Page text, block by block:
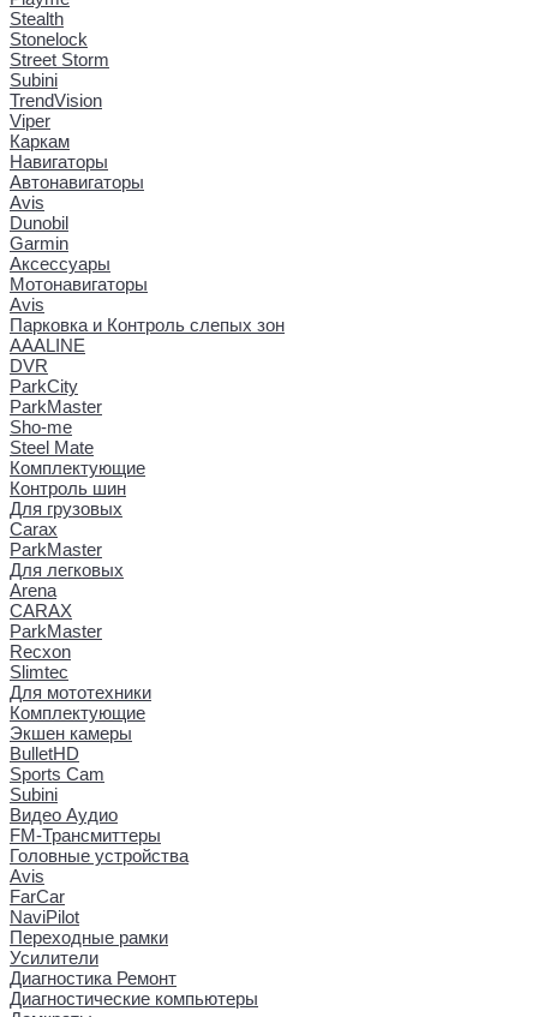
Stealth
Stonelock
Street Storm
Subini
TrendVision
Viper
Каркам
Навигаторы
Автонавигаторы
Avis
Dunobil
Garmin
Аксессуары
Мотонавигаторы
Avis
Парковка и Контроль слепых зон
AAALINE
DVR
ParkCity
ParkMaster
Sho-me
Steel Mate
Комплектующие
Контроль шин
Для грузовых
Carax
ParkMaster
Для легковых
Arena
CARAX
ParkMaster
Recxon
Slimtec
Для мототехники
Комплектующие
Экшен камеры
BulletHD
Sports Cam
Subini
Видео Аудио
FM-Трансмиттеры
Головные устройства
Avis
FarCar
NaviPilot
Переходные рамки
Усилители
Диагностика Ремонт
Диагностические компьютеры